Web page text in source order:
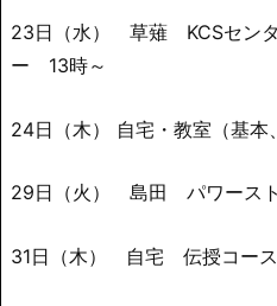
23日（水） 草薙 KCSセン
ー 13時～
24日（木） 自宅・教室（基本
29日（火） 島田 パワース
31日（木） 自宅 伝授コー